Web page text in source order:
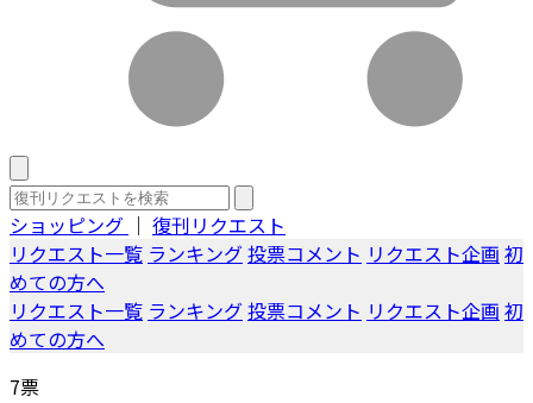
ショッピング ｜ 復刊リクエスト
リクエスト一覧 ランキング投票コメント リクエスト企画 初
めての方へ
リクエスト一覧 ランキング投票コメント リクエスト企画 初
めての方へ
7票